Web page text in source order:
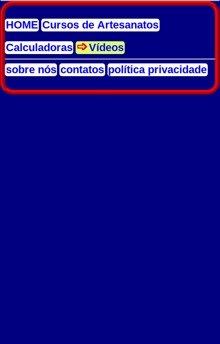
HOME Cursos de Artesanatos
Calculadoras
Vídeos
sobre nós contatos política privacidade